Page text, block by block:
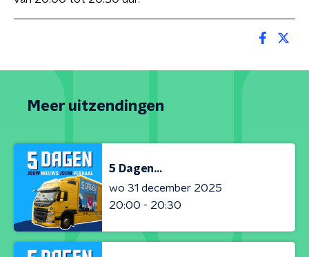
Meer uitzendingen
5 Dagen...
wo 31 december 2025
20:00 - 20:30